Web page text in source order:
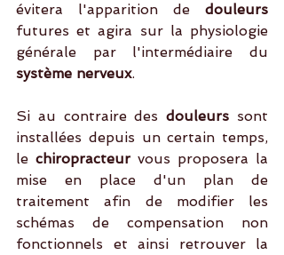
évitera l'apparition de douleurs
futures et agira sur la physiologie
système nerveux.
Si au contraire des douleurs sont
installées depuis un certain temps,
le chiropracteur vous proposera la
mise en place d'un plan de
traitement afin de modifier les
schémas de compensation non